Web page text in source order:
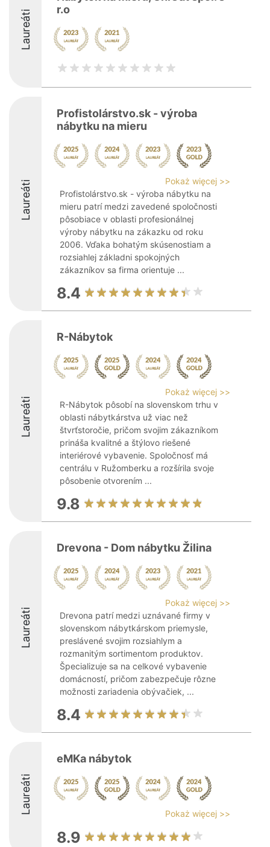
Laureáti
r.o
Laureáti
Profistolárstvo.sk - výroba
nábytku na mieru
Pokaż więcej >>
Profistolárstvo.sk - výroba nábytku na
mieru patrí medzi zavedené spoločnosti
pôsobiace v oblasti profesionálnej
výroby nábytku na zákazku od roku
2006. Vďaka bohatým skúsenostiam a
rozsiahlej základni spokojných
zákazníkov sa firma orientuje ...
8.4
Laureáti
R-Nábytok
Pokaż więcej >>
R-Nábytok pôsobí na slovenskom trhu v
oblasti nábytkárstva už viac než
štvrťstoročie, pričom svojim zákazníkom
prináša kvalitné a štýlovo riešené
interiérové vybavenie. Spoločnosť má
centrálu v Ružomberku a rozšírila svoje
pôsobenie otvorením ...
9.8
Laureáti
Drevona - Dom nábytku Žilina
Pokaż więcej >>
Drevona patrí medzi uznávané firmy v
slovenskom nábytkárskom priemysle,
preslávené svojim rozsiahlym a
rozmanitým sortimentom produktov.
Špecializuje sa na celkové vybavenie
domácností, pričom zabezpečuje rôzne
možnosti zariadenia obývačiek, ...
8.4
Laureáti
eMKa nábytok
Pokaż więcej >>
8.9